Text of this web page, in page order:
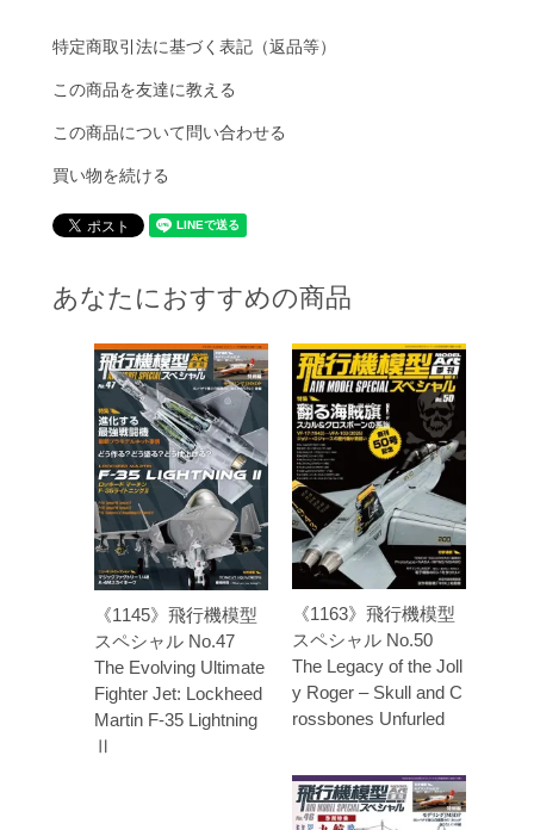
特定商取引法に基づく表記（返品等）
この商品を友達に教える
この商品について問い合わせる
買い物を続ける
あなたにおすすめの商品
《1145》飛行機模型
スペシャル No.47
The Evolving Ultimate
Fighter Jet: Lockheed
Martin F-35 Lightning
Ⅱ
《1163》飛行機模型
スペシャル No.50
The Legacy of the Joll
y Roger – Skull and C
rossbones Unfurled